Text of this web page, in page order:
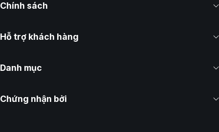
Chính sách
Hỗ trợ khách hàng
Danh mục
Chứng nhận bởi